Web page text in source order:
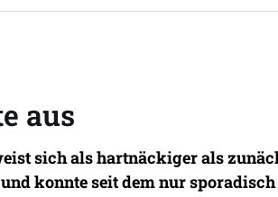
aus
sich als hartnäckiger als
konnte seit dem nur